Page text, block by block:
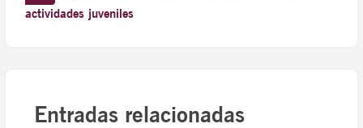
actividades juveniles
Entradas relacionadas